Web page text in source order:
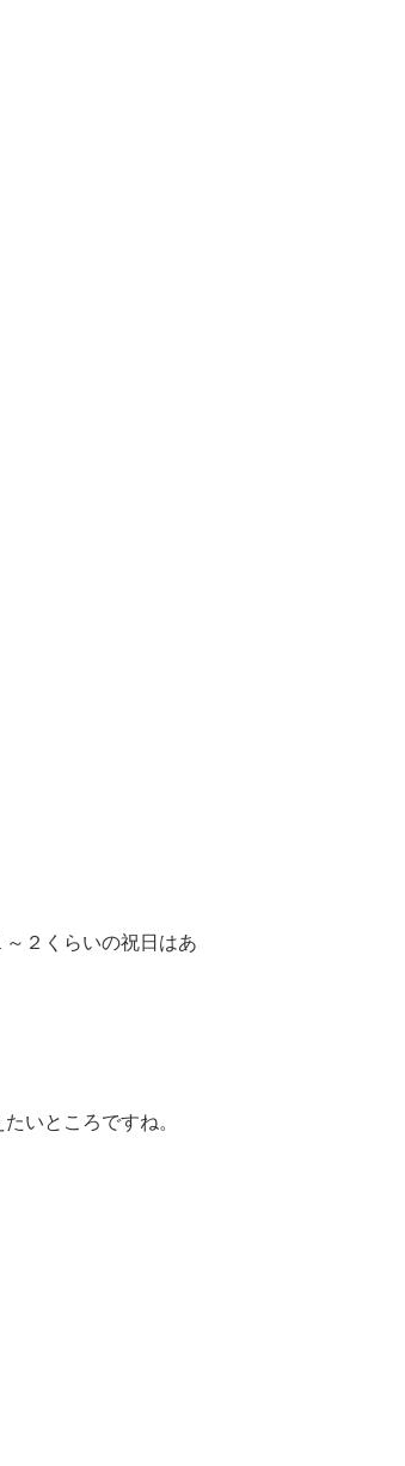
２くらいの祝日はあ
いところですね。